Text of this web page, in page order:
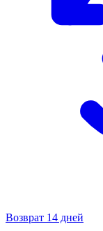
Возврат 14 дней